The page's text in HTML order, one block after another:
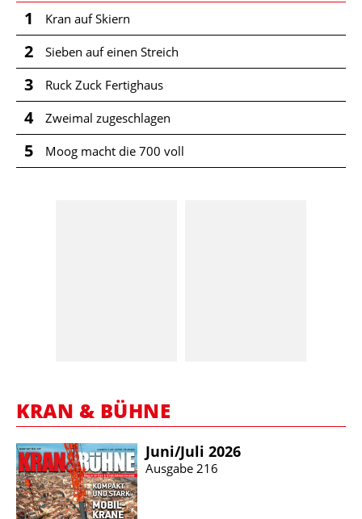
1 Kran auf Skiern
2 Sieben auf einen Streich
3 Ruck Zuck Fertighaus
4 Zweimal zugeschlagen
5 Moog macht die 700 voll
KRAN & BÜHNE
Juni/​Juli 2026
Ausgabe 216